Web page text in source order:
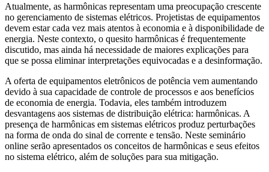
Atualmente, as harmônicas representam uma preocupação crescente
no gerenciamento de sistemas elétricos. Projetistas de equipamentos
devem estar cada vez mais atentos à economia e à disponibilidade de
energia. Neste contexto, o quesito harmônicas é frequentemente
discutido, mas ainda há necessidade de maiores explicações para
que se possa eliminar interpretações equivocadas e a desinformação.
A oferta de equipamentos eletrônicos de potência vem aumentando
devido à sua capacidade de controle de processos e aos benefícios
de economia de energia. Todavia, eles também introduzem
desvantagens aos sistemas de distribuição elétrica: harmônicas. A
presença de harmônicas em sistemas elétricos produz perturbações
na forma de onda do sinal de corrente e tensão. Neste seminário
online serão apresentados os conceitos de harmônicas e seus efeitos
no sistema elétrico, além de soluções para sua mitigação.